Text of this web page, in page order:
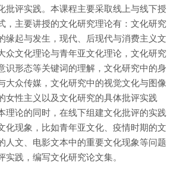
批评实践。本课程主要采取线上与线下授
，主要讲授的文化研究理论有：文化研究
缘起与发生，现代、后现代与消费主义文
众文化理论与青年亚文化理论，文化研究
识形态等关键词的理解，文化研究中的身
大众传媒，文化研究中的视觉文化与图像
女性主义以及文化研究的具体批评实践
理论的同时，在线下组建文化批评的实践
化现象，比如青年亚文化、疫情时期的文
人文、电影文本中的重要文化现象等问题
实践，编写文化研究论文集。